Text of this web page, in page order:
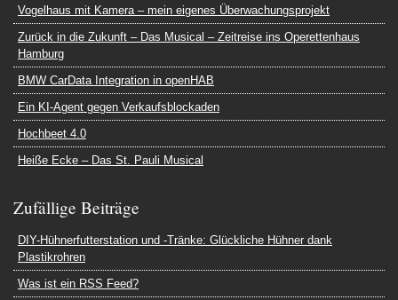
Vogelhaus mit Kamera – mein eigenes Überwachungsprojekt
Zurück in die Zukunft – Das Musical – Zeitreise ins Operettenhaus
Hamburg
BMW CarData Integration in openHAB
Ein KI-Agent gegen Verkaufsblockaden
Hochbeet 4.0
Heiße Ecke – Das St. Pauli Musical
Zufällige Beiträge
DIY-Hühnerfutterstation und -Tränke: Glückliche Hühner dank
Plastikrohren
Was ist ein RSS Feed?